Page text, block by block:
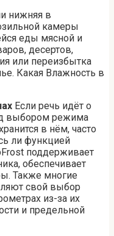
нижняя в
камеры
еды мясной и
десертов,
или переизбытка
Какая Влажность в
Если речь идёт о
выбором режима
в нём, часто
ли функцией
поддерживает
обеспечивает
Также многие
свой выбор
из-за их
и предельной